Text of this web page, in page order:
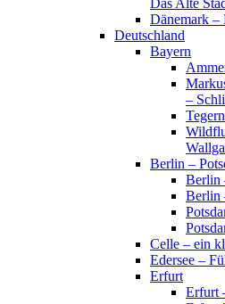
Das Alte
Dänemark
Deutschland
Bayern
–
Berlin –
Berlin
Berlin
Celle – ein
Edersee –
Erfurt
Erfurt